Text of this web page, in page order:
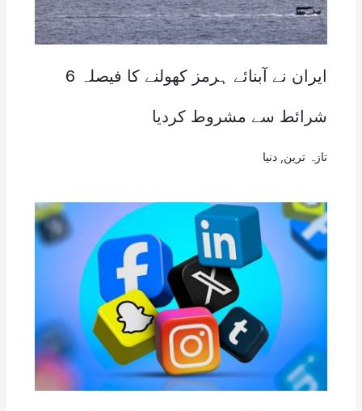
ایران نے آبنائے ہرمز کھولنے کا فیصلہ 6
شرائط سے مشروط کردیا
تازہ ترین دنیا